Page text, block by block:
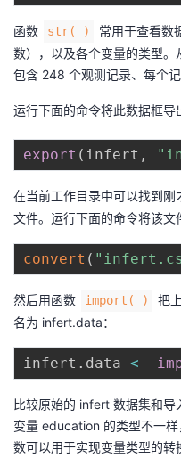
函数 str( )
常用于查看数
数），以及各个变量的类型
包含 248 个观测记录、每个
运行下面的命令将此数据框导
export ( infert ,
在当前工作目录中可以找到刚
文件。运行下面的命令将该文
convert (
然后用函数 import( )
把
名为 infert.data：
infert . data <-
比较原始的 infert 数据集和
变量 education 的类型不一
数可以用于实现变量类型的转